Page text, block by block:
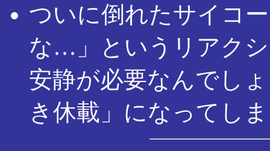
ついに倒れたサイコ
な…」というリアク
安静が必要なんでし
き休載」になってし